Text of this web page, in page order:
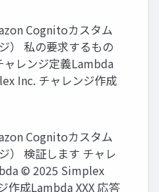
Cognitoカスタム
） 私の要求するもの
ャレンジ定義Lambda
Inc. チャレンジ作成
Cognitoカスタム
） 検証します チャレ
© 2025 Simplex
作成Lambda XXX 応答